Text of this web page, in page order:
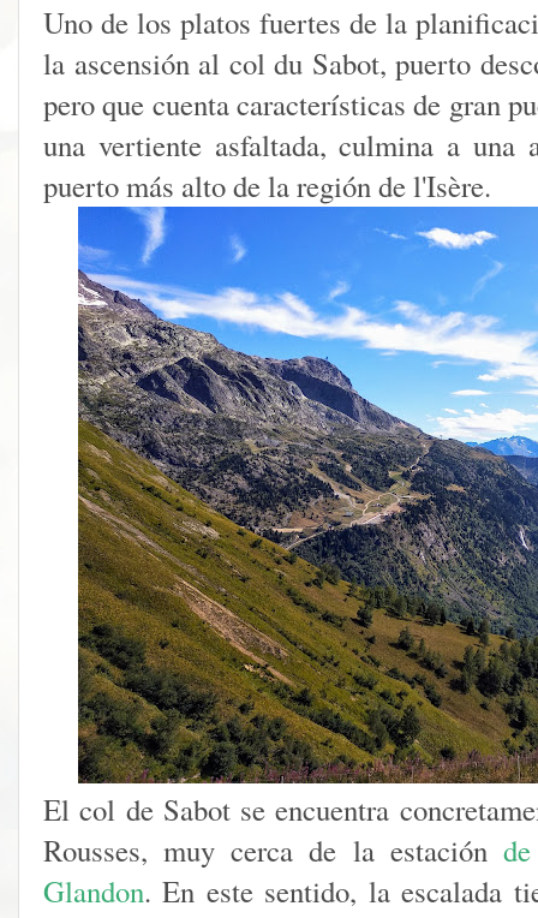
Uno de los platos fuertes de la
la ascensión al col du Sabot, puerto
pero que cuenta características de gran
una vertiente asfaltada, culmina a
puerto más alto de la región de l'Isère.
El col de Sabot se encuentra
Rousses, muy cerca de la estación
Glandon. En este sentido, la escalada